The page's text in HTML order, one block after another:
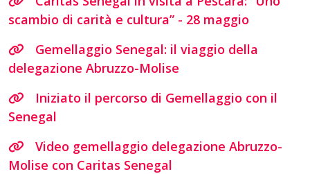
scambio di carità e cultura” - 28 maggio
Gemellaggio Senegal: il viaggio della
delegazione Abruzzo-Molise
Iniziato il percorso di Gemellaggio con il
Senegal
Video gemellaggio delegazione Abruzzo-
Molise con Caritas Senegal